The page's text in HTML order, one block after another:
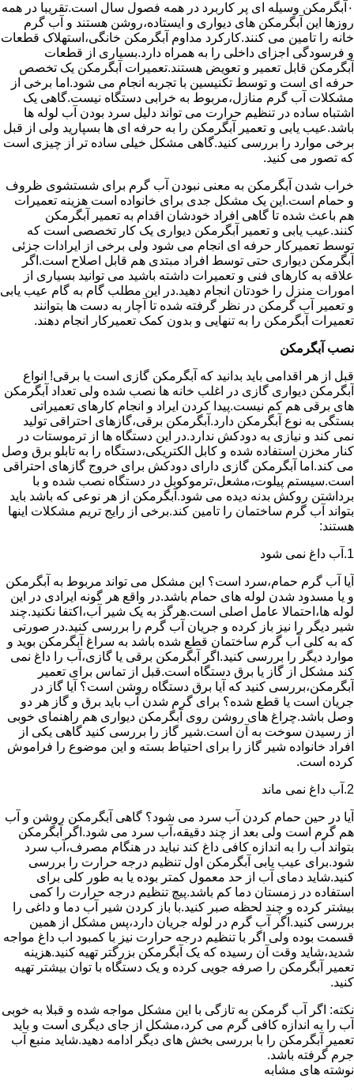
۰آبگرمکن وسیله ای پر کاربرد در همه فصول سال است.تقریبا در همه
روزها این آبگرمکن های دیواری و ایستاده،روشن هستند و آب گرم
خانه را تامین می کنند.کارکرد مداوم آبگرمکن خانگی،استهلاک قطعات
و فرسودگی اجزای داخلی را به همراه دارد.بسیاری از قطعات
آبگرمکن قابل تعمیر و تعویض هستند.تعمیرات آبگرمکن یک تخصص
حرفه ای است و توسط تکنیسین با تجربه انجام می شود.اما برخی از
مشکلات آب گرم منازل،مربوط به خرابی دستگاه نیست.گاهی یک
اشتباه ساده در تنظیم حرارت می تواند دلیل سرد بودن آب لوله ها
باشد.عیب یابی و تعمیر آبگرمکن را به حرفه ای ها بسپارید ولی از قبل
برخی موارد را بررسی کنید.گاهی مشکل خیلی ساده تر از چیزی است
که تصور می کنید.
خراب شدن آبگرمکن به معنی نبودن آب گرم برای شستشوی ظروف
و حمام است.این یک مشکل جدی برای خانواده است هزینه تعمیرات
هم باعث شده تا گاهی افراد خودشان اقدام به تعمیر آبگرمکن
کنند.عیب یابی و تعمیر آبگرمکن دیواری یک کار تخصصی است که
توسط تعمیرکار حرفه ای انجام می شود ولی برخی از ایرادات جزئی
آبگرمکن دیواری حتی توسط افراد مبتدی هم قابل اصلاح است.اگر
علاقه به کارهای فنی و تعمیرات داشته باشید می توانید بسیاری از
امورات منزل را خودتان انجام دهید.در این مطلب گام به گام عیب یابی
و تعمیر آب گرمکن در نظر گرفته شده تا آچار به دست ها بتوانند
تعمیرات آبگرمکن را به تنهایی و بدون کمک تعمیرکار انجام دهند.
نصب آبگرمکن
قبل از هر اقدامی باید بدانید که آبگرمکن گازی است یا برقی! انواع
آبگرمکن دیواری گازی در اغلب خانه ها نصب شده ولی تعداد آبگرمکن
های برقی هم کم نیست.پیدا کردن ایراد و انجام کارهای تعمیراتی
بستگی به نوع آبگرمکن دارد.آبگرمکن برقی،گازهای احتراقی تولید
نمی کند و نیازی به دودکش ندارد.در این دستگاه ها از ترموستات در
کنار مخزن استفاده شده و کابل الکتریکی،دستگاه را به تابلو برق وصل
می کند.اما آبگرمکن گازی دارای دودکش برای خروج گازهای احتراقی
است.سیستم پیلوت،مشعل،ترموکوبل در دستگاه نصب شده و با
برداشتن روکش بدنه دیده می شود.آبگرمکن از هر نوعی که باشد باید
بتواند آب گرم ساختمان را تامین کند.برخی از رایج تریم مشکلات اینها
هستند:
1.آب داغ نمی شود
آیا آب گرم حمام،سرد است؟ این مشکل می تواند مربوط به آبگرمکن
و یا مسدود شدن لوله های حمام باشد.در واقع هر گونه ایرادی در این
لوله ها،احتمالا عامل اصلی است.هرگز به یک شیر آب،اکتفا نکنید.چند
شیر دیگر را نیز باز کرده و جریان آب گرم را بررسی کنید.در صورتی
که به کلی آب گرم ساختمان قطع شده باشد به سراغ آبگرمکن بوید و
موارد دیگر را بررسی کنید.اگر آبگرمکن برقی یا گازی،آب را داغ نمی
کند مشکل از گاز یا برق دستگاه است.قبل از تماس برای تعمیر
آبگرمکن،بررسی کنید که آیا برق دستگاه روشن است؟ آیا گاز در
جریان است یا قطع شده؟ برای گرم شدن آب باید برق و گاز هر دو
وصل باشد.چراغ های روشن روی آبگرمکن دیواری هم راهنمای خوبی
از رسیدن سوخت به آن است.شیر گاز را بررسی کنید گاهی یکی از
افراد خانواده شیر گاز را برای احتیاط بسته و این موضوع را فراموش
کرده است.
2.آب داغ نمی ماند
آیا در حین حمام کردن آب سرد می شود؟ گاهی آبگرمکن روشن و آب
هم گرم است ولی بعد از چند دقیقه،آب سرد می شود.اگر آبگرمکن
بتواند آب را به اندازه کافی داغ کند نباید در هنگام مصرف،آب سرد
شود.برای عیب یابی آبگرمکن اول تنظیم درجه حرارت را بررسی
کنید.شاید دمای آب از حد معمول کمتر بوده یا به طور کلی برای
استفاده در زمستان دما کم باشد.پیچ تنظیم درجه حرارت را کمی
بیشتر کرده و چند لحظه صبر کنید.با باز کردن شیر آب دما و داغی را
بررسی کنید.اگر آب گرم در لوله جریان دارد،پس مشکل از همین
قسمت بوده ولی اگر با تنظیم درجه حرارت نیز با کمبود اب داغ مواجه
شدید،شاید وقت آن رسیده که یک آبگرمکن بزرگتر تهیه کنید.هزینه
تعمیر آبگرمکن را صرفه جویی کرده و یک دستگاه با توان بیشتر تهیه
کنید.
نکته: اگر آب گرمکن به تازگی با این مشکل مواجه شده و قبلا به خوبی
آب را به اندازه کافی گرم می کرد،مشکل از جای دیگری است و باید
تعمیر آبگرمکن را با بررسی بخش های دیگر ادامه دهید.شاید منبع آب
جرم گرفته باشد.
نوشته های مشابه